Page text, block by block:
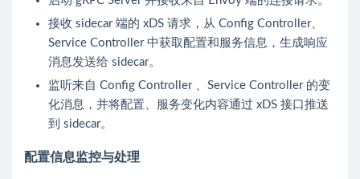
接收 sidecar端的 xDS 请求，从 Config Controller、
Service Controller 中获取配置和服务信息，生成响应
消息发送给 sidecar。
监听来自 Config Controller 、 Service Controller 的变
化消息，并将配置、服务变化内容通过 xDS 接口推送
到 sidecar。
配置信息监控与处理